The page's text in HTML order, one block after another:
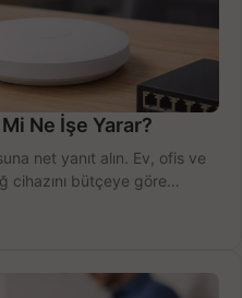
Ne İşe Yarar?
net yanıt alın. Ev, ofis ve
cihazını bütçeye göre